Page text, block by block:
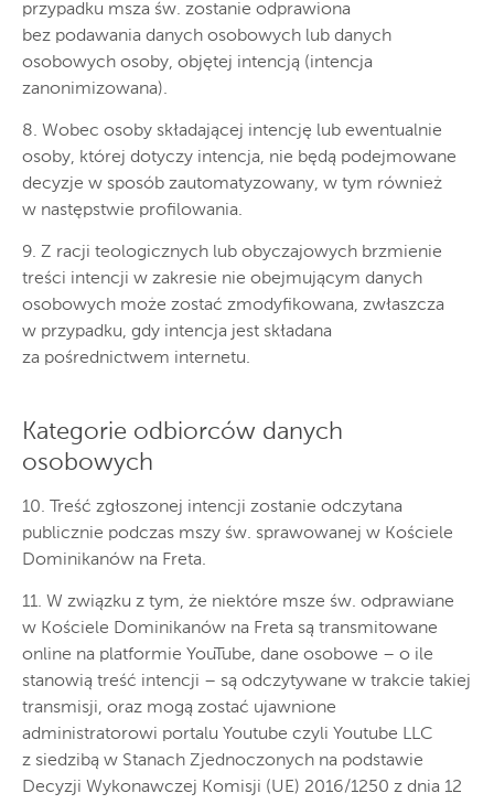
przypadku msza św. zostanie odprawiona
bez podawania danych osobowych lub danych
osobowych osoby, objętej intencją (intencja
zanonimizowana).
8. Wobec osoby składającej intencję lub ewentualnie
osoby, której dotyczy intencja, nie będą podejmowane
decyzje w sposób zautomatyzowany, w tym również
w następstwie profilowania.
9. Z racji teologicznych lub obyczajowych brzmienie
treści intencji w zakresie nie obejmującym danych
osobowych może zostać zmodyfikowana, zwłaszcza
w przypadku, gdy intencja jest składana
za pośrednictwem internetu.
Kategorie odbiorców danych
osobowych
10. Treść zgłoszonej intencji zostanie odczytana
publicznie podczas mszy św. sprawowanej w Kościele
Dominikanów na Freta.
11. W związku z tym, że niektóre msze św. odprawiane
w Kościele Dominikanów na Freta są transmitowane
online na platformie YouTube, dane osobowe – o ile
stanowią treść intencji – są odczytywane w trakcie takiej
transmisji, oraz mogą zostać ujawnione
administratorowi portalu Youtube czyli Youtube LLC
z siedzibą w Stanach Zjednoczonych na podstawie
Decyzji Wykonawczej Komisji (UE) 2016/1250 z dnia 12